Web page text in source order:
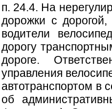
п. 24.4. На
дорожки с
водители
дорогу
дороге.
управления
автотранспортом в
об